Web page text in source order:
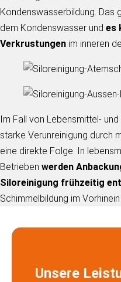
Kondenswasserbildung. Das
dem Kondenswasser und es
Verkrustungen im inneren
Im Fall von Lebensmittel-
starke Verunreinigung durch
eine direkte Folge. In
Betrieben werden
Siloreinigung frühzeitig
Schimmelbildung im
Unsere